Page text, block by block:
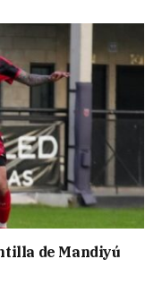
de Mandiyú